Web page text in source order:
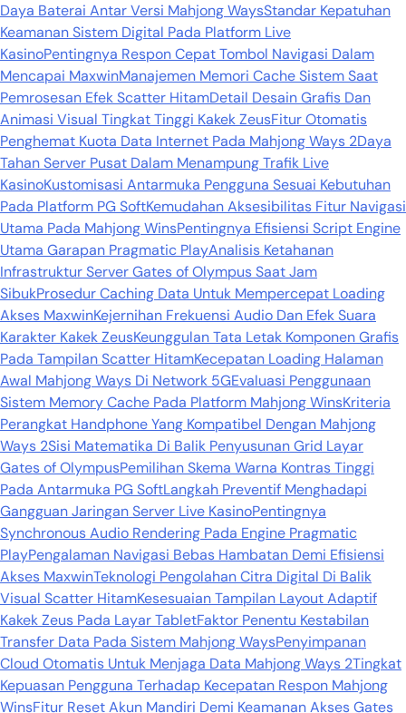
Daya Baterai Antar Versi Mahjong WaysStandar Kepatuhan
Keamanan Sistem Digital Pada Platform Live
KasinoPentingnya Respon Cepat Tombol Navigasi Dalam
Mencapai MaxwinManajemen Memori Cache Sistem Saat
Pemrosesan Efek Scatter HitamDetail Desain Grafis Dan
Animasi Visual Tingkat Tinggi Kakek ZeusFitur Otomatis
Penghemat Kuota Data Internet Pada Mahjong Ways 2Daya
Tahan Server Pusat Dalam Menampung Trafik Live
KasinoKustomisasi Antarmuka Pengguna Sesuai Kebutuhan
Pada Platform PG SoftKemudahan Aksesibilitas Fitur Navigasi
Utama Pada Mahjong WinsPentingnya Efisiensi Script Engine
Utama Garapan Pragmatic PlayAnalisis Ketahanan
Infrastruktur Server Gates of Olympus Saat Jam
SibukProsedur Caching Data Untuk Mempercepat Loading
Akses MaxwinKejernihan Frekuensi Audio Dan Efek Suara
Karakter Kakek ZeusKeunggulan Tata Letak Komponen Grafis
Pada Tampilan Scatter HitamKecepatan Loading Halaman
Awal Mahjong Ways Di Network 5GEvaluasi Penggunaan
Sistem Memory Cache Pada Platform Mahjong WinsKriteria
Perangkat Handphone Yang Kompatibel Dengan Mahjong
Ways 2Sisi Matematika Di Balik Penyusunan Grid Layar
Gates of OlympusPemilihan Skema Warna Kontras Tinggi
Pada Antarmuka PG SoftLangkah Preventif Menghadapi
Gangguan Jaringan Server Live KasinoPentingnya
Synchronous Audio Rendering Pada Engine Pragmatic
PlayPengalaman Navigasi Bebas Hambatan Demi Efisiensi
Akses MaxwinTeknologi Pengolahan Citra Digital Di Balik
Visual Scatter HitamKesesuaian Tampilan Layout Adaptif
Kakek Zeus Pada Layar TabletFaktor Penentu Kestabilan
Transfer Data Pada Sistem Mahjong WaysPenyimpanan
Cloud Otomatis Untuk Menjaga Data Mahjong Ways 2Tingkat
Kepuasan Pengguna Terhadap Kecepatan Respon Mahjong
WinsFitur Reset Akun Mandiri Demi Keamanan Akses Gates